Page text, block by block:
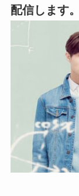
配信します。